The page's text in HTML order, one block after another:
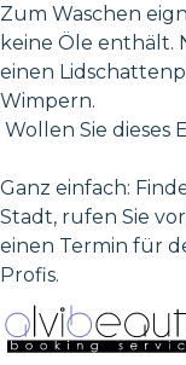
Zum Waschen
keine Öle enthält.
einen
Wimpern.
Wollen Sie dieses
Ganz einfach:
Stadt, rufen Sie
einen Termin für
Profis.